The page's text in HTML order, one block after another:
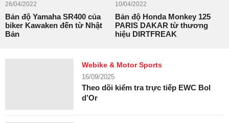
26/04/2022
Bản độ Yamaha SR400 của
biker Kawaken đến từ Nhật
Bản
10/04/2022
Bản độ Honda Monkey 125
PARIS DAKAR từ thương
hiệu DIRTFREAK
Webike & Motor Sports
16/09/2025
Theo dõi kiểm tra trực tiếp EWC Bol
d’Or